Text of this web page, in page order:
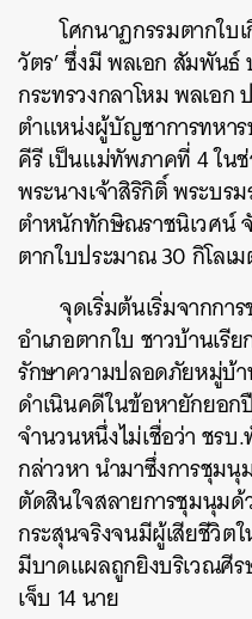
โศกนาฏกรรมตากใ
วัตร’ ซึ่งมี พลเอก สัมพัน
กระทรวงกลาโหม พลเอก
ตำแหน่งผู้บัญชาการทหา
คีรี เป็นแม่ทัพภาคที่ 4 ใน
พระนางเจ้าสิริกิติ์ พระบ
ตำหนักทักษิณราชนิเวศน์
ตากใบประมาณ 30 กิโลเ
จุดเริ่มต้นเริ่มจากก
อำเภอตากใบ ชาวบ้านเรี
รักษาความปลอดภัยหมู่บ้
ดำเนินคดีในข้อหายักยอก
จำนวนหนึ่งไม่เชื่อว่า ชรบ
กล่าวหา นำมาซึ่งการชุม
ตัดสินใจสลายการชุมนุม
กระสุนจริงจนมีผู้เสียชีวิต
มีบาดแผลถูกยิงบริเวณศี
เจ็บ 14 นาย